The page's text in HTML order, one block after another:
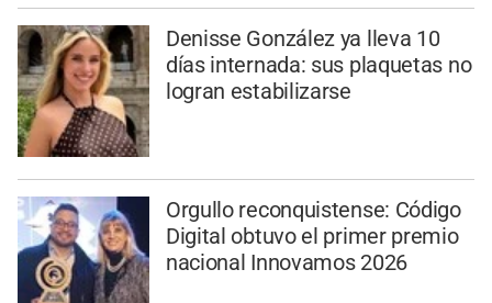
Denisse González ya lleva 10
días internada: sus plaquetas no
logran estabilizarse
Orgullo reconquistense: Código
Digital obtuvo el primer premio
nacional Innovamos 2026